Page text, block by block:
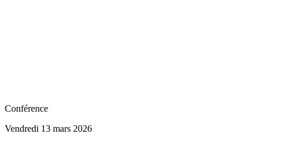
Conférence
Vendredi 13 mars 2026